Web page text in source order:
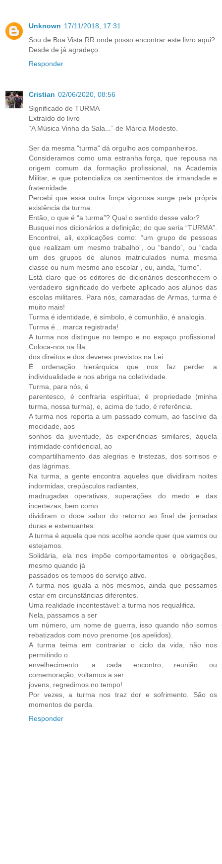
Unknown 17/11/2018, 17:31
Sou de Boa Vista RR onde posso encontrar este livro aqui?
Desde de já agradeço.
Responder
Cristian 02/06/2020, 08:56
Significado de TURMA
Extraído do livro
“A Música Vinha da Sala...” de Márcia Modesto.
Ser da mesma "turma" dá orgulho aos companheiros.
Consideramos como uma estranha força, que repousa na
origem comum da formação profissional, na Academia
Militar, e que potencializa os sentimentos de irmandade e
fraternidade.
Percebi que essa outra força vigorosa surge pela própria
existência da turma.
Então, o que é “a turma”? Qual o sentido desse valor?
Busquei nos dicionários a definição; do que seria “TURMA”.
Encontrei, ali, explicações como: “um grupo de pessoas
que realizam um mesmo trabalho”, ou “bando”, ou “cada
um dos grupos de alunos matriculados numa mesma
classe ou num mesmo ano escolar”, ou, ainda, “turno”.
Está claro que os editores de dicionários desconhecem o
verdadeiro significado do verbete aplicado aos alunos das
escolas militares. Para nós, camaradas de Armas, turma é
muito mais!
Turma é identidade, é símbolo, é comunhão, é analogia.
Turma é... marca registrada!
A turma nos distingue no tempo e no espaço profissional.
Coloca-nos na fila
dos direitos e dos deveres previstos na Lei.
É ordenação hierárquica que nos faz perder a
individualidade e nos abriga na coletividade.
Turma, para nós, é
parentesco, é confraria espiritual, é propriedade (minha
turma, nossa turma), e, acima de tudo, é referência.
A turma nos reporta a um passado comum, ao fascínio da
mocidade, aos
sonhos da juventude, às experiências similares, àquela
intimidade confidencial, ao
compartilhamento das alegrias e tristezas, dos sorrisos e
das lágrimas.
Na turma, a gente encontra aqueles que dividiram noites
indormidas, crepúsculos radiantes,
madrugadas operativas, superações do medo e das
incertezas, bem como
dividiram o doce sabor do retorno ao final de jornadas
duras e extenuantes.
A turma é aquela que nos acolhe aonde quer que vamos ou
estejamos.
Solidária, ela nos impõe comportamentos e obrigações,
mesmo quando já
passados os tempos do serviço ativo.
A turma nos iguala a nós mesmos, ainda que possamos
estar em circunstâncias diferentes.
Uma realidade incontestável: a turma nos requalifica.
Nela, passamos a ser
um número, um nome de guerra, isso quando não somos
rebatizados com novo prenome (os apelidos).
A turma teima em contrariar o ciclo da vida, não nos
permitindo o
envelhecimento: a cada encontro, reunião ou
comemoração, voltamos a ser
jovens, regredimos no tempo!
Por vezes, a turma nos traz dor e sofrimento. São os
momentos de perda.
Responder